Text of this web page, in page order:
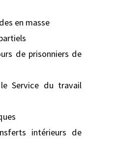
en masse
de prisonniers de
Service du travail
intérieurs de